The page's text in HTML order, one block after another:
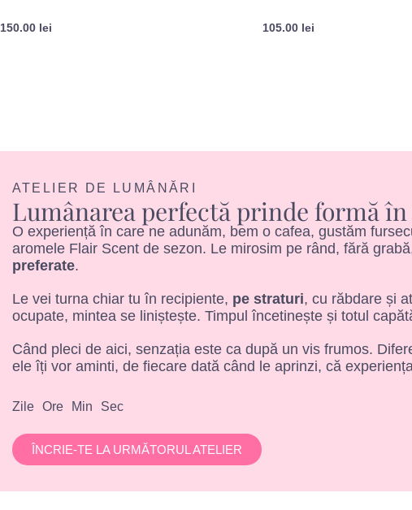
150.00 lei 105.00 lei
ATELIER DE LUMÂNĂRI
Lumânarea perfectă prinde formă
O experiență în care ne adunăm, bem o cafea, gustăm
aromele Flair Scent de sezon. Le mirosim pe rând, fără
preferate.
Le vei turna chiar tu în recipiente, pe straturi, cu răbdare și
ocupate, mintea se liniștește. Timpul încetinește și totul
Când pleci de aici, senzația este ca după un vis frumos.
ele îți vor aminti, de fiecare dată când le aprinzi, că
Zile Ore Min Sec
ÎNCRIE-TE LA URMĂTORUL ATELIER